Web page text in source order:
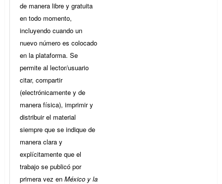
de manera libre y gratuita
en todo momento,
incluyendo cuando un
nuevo número es colocado
en la plataforma. Se
permite al lector/usuario
citar, compartir
(electrónicamente y de
manera física), imprimir y
distribuir el material
siempre que se indique de
manera clara y
explícitamente que el
trabajo se publicó por
primera vez en México y la